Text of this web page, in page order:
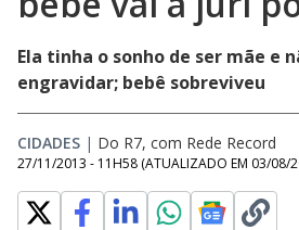
Ela tinha o sonho de ser mãe e
engravidar; bebê sobreviveu
CIDADES | Do R7, com Rede Record
27/11/2013 - 11H58 (ATUALIZADO EM 03/08/